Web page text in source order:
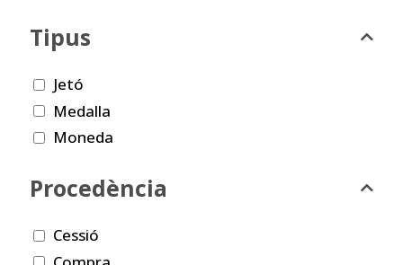
Tipus
Jetó
Medalla
Moneda
Procedència
Cessió